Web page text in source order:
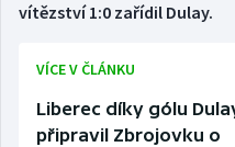
vítězství 1:0 zařídil Dulay.
VÍCE V ČLÁNKU
Liberec díky gólu
připravil Zbrojovku o